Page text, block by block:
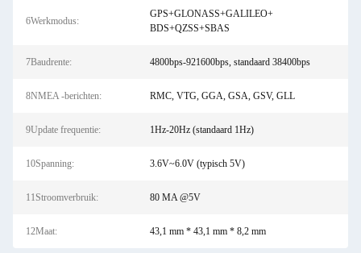
6Werkmodus:
GPS+GLONASS+GALILEO+
BDS+QZSS+SBAS
7Baudrente: 4800bps-921600bps, standaard 38400bps
8NMEA -berichten: RMC, VTG, GGA, GSA, GSV, GLL
9Update frequentie: 1Hz-20Hz (standaard 1Hz)
10Spanning: 3.6V~6.0V (typisch 5V)
11Stroomverbruik: 80 MA @5V
12Maat: 43,1 mm * 43,1 mm * 8,2 mm